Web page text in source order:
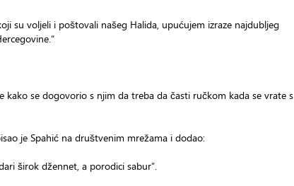
su voljeli i poštovali našeg Halida, upućujem izraze najdubljeg
kako se dogovorio s njim da treba da časti ručkom kada se vrate s
je Spahić na društvenim mrežama i dodao:
širok džennet, a porodici sabur”.